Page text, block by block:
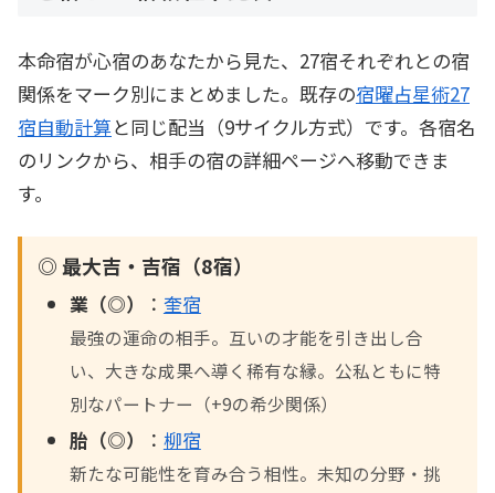
本命宿が心宿のあなたから見た、27宿それぞれとの宿
関係をマーク別にまとめました。既存の宿曜占星術27
宿自動計算と同じ配当（9サイクル方式）です。各宿名
のリンクから、相手の宿の詳細ページへ移動できま
す。
◎ 最大吉・吉宿（8宿）
業（◎） ： 奎宿
最強の運命の相手。互いの才能を引き出し合
い、大きな成果へ導く稀有な縁。公私ともに特
別なパートナー（+9の希少関係）
胎（◎） ： 柳宿
新たな可能性を育み合う相性。未知の分野・挑